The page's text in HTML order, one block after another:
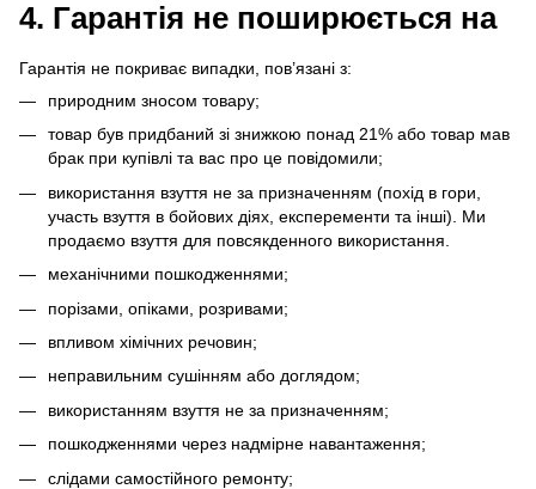
4. Гарантія не поширюється на
Гарантія не покриває випадки, пов’язані з:
природним зносом товару;
товар був придбаний зі знижкою понад 21% або товар мав
брак при купівлі та вас про це повідомили;
використання взуття не за призначенням (похід в гори,
участь взуття в бойових діях, експеременти та інші). Ми
продаємо взуття для повсякденного використання.
механічними пошкодженнями;
порізами, опіками, розривами;
впливом хімічних речовин;
неправильним сушінням або доглядом;
використанням взуття не за призначенням;
пошкодженнями через надмірне навантаження;
слідами самостійного ремонту;